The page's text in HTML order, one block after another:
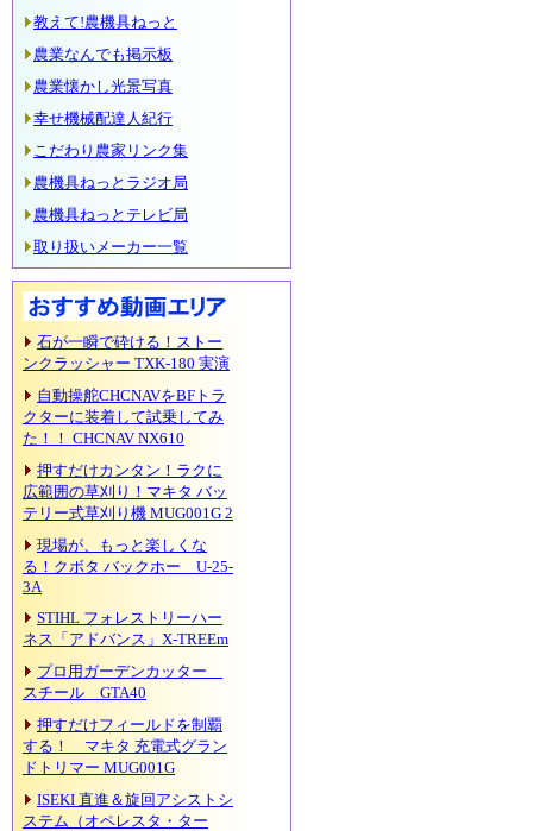
教えて!農機具ねっと
農業なんでも掲示板
農業懐かし光景写真
幸せ機械配達人紀行
こだわり農家リンク集
農機具ねっとラジオ局
農機具ねっとテレビ局
取り扱いメーカー一覧
石が一瞬で砕ける！ストー
ンクラッシャー TXK-180 実演
自動操舵CHCNAVをBFトラ
クターに装着して試乗してみ
た！！ CHCNAV NX610
押すだけカンタン！ラクに
広範囲の草刈り！マキタ バッ
テリー式草刈り機 MUG001G 2
現場が、もっと楽しくな
る！クボタ バックホー U-25-
3A
STIHL フォレストリーハー
ネス「アドバンス」X-TREEm
プロ用ガーデンカッター
スチール GTA40
押すだけフィールドを制覇
する！ マキタ 充電式グラン
ドトリマー MUG001G
ISEKI 直進＆旋回アシストシ
ステム（オペレスタ・ター